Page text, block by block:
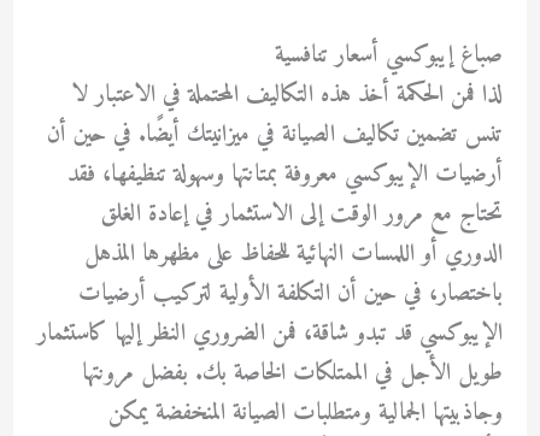
صباغ إيبوكسي أسعار تنافسية
لذا فمن الحكمة أخذ هذه التكاليف المحتملة في الاعتبار لا
تنس تضمين تكاليف الصيانة في ميزانيتك أيضًا. في حين أن
أرضيات الإيبوكسي معروفة بمتانتها وسهولة تنظيفها، فقد
تحتاج مع مرور الوقت إلى الاستثمار في إعادة الغلق
الدوري أو اللمسات النهائية للحفاظ على مظهرها المذهل
باختصار، في حين أن التكلفة الأولية لتركيب أرضيات
الإيبوكسي قد تبدو شاقة، فمن الضروري النظر إليها كاستثمار
طويل الأجل في الممتلكات الخاصة بك. بفضل مرونتها
وجاذبيتها الجمالية ومتطلبات الصيانة المنخفضة يمكن